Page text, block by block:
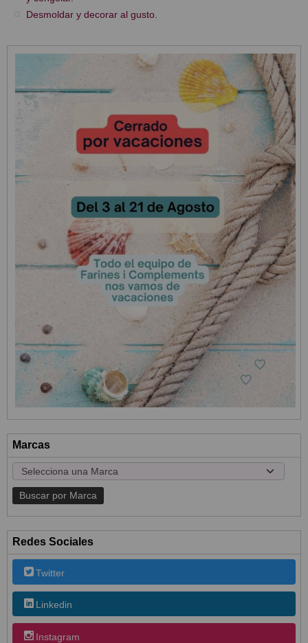
Marcas
Redes Sociales
Twitter
Linkedin
Instagram
Desmoldar y decorar al gusto.